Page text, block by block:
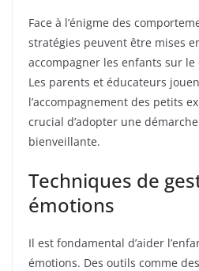
Face à l’énigme des
stratégies peuvent être mises
accompagner les enfants sur
Les parents et éducateurs
l’accompagnement des petits
crucial d’adopter une
bienveillante.
Techniques de
émotions
Il est fondamental d’aider
émotions. Des outils comme